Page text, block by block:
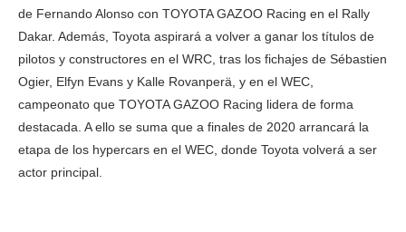
de Fernando Alonso con TOYOTA GAZOO Racing en el Rally
Dakar. Además, Toyota aspirará a volver a ganar los títulos de
pilotos y constructores en el WRC, tras los fichajes de Sébastien
Ogier, Elfyn Evans y Kalle Rovanperä, y en el WEC,
campeonato que TOYOTA GAZOO Racing lidera de forma
destacada. A ello se suma que a finales de 2020 arrancará la
etapa de los hypercars en el WEC, donde Toyota volverá a ser
actor principal.